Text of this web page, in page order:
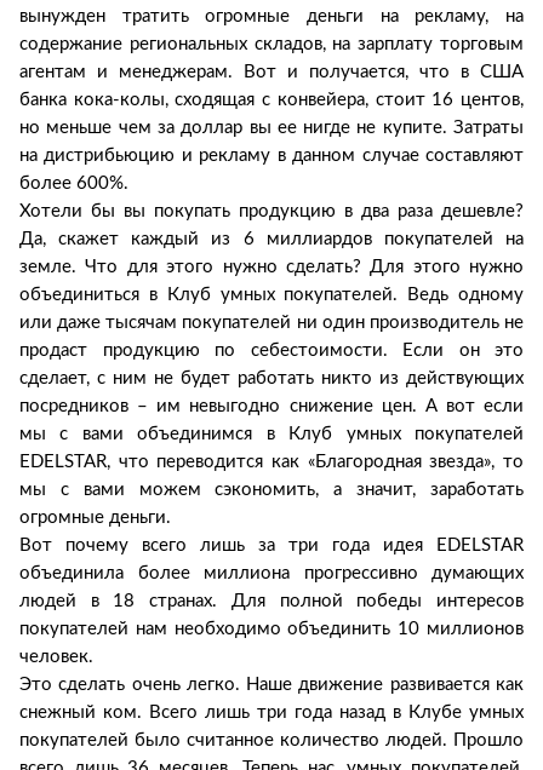
вынужден тратить огромные деньги на рекламу, на
содержание региональных складов, на зарплату торговым
агентам и менеджерам. Вот и получается, что в США
банка кока-колы, сходящая с конвейера, стоит 16 центов,
но меньше чем за доллар вы ее нигде не купите. Затраты
на дистрибьюцию и рекламу в данном случае составляют
более 600%.
Хотели бы вы покупать продукцию в два раза дешевле?
Да, скажет каждый из 6 миллиардов покупателей на
земле. Что для этого нужно сделать? Для этого нужно
объединиться в Клуб умных покупателей. Ведь одному
или даже тысячам покупателей ни один производитель не
продаст продукцию по себестоимости. Если он это
сделает, с ним не будет работать никто из действующих
посредников – им невыгодно снижение цен. А вот если
мы с вами объединимся в Клуб умных покупателей
EDELSTAR, что переводится как «Благородная звезда», то
мы с вами можем сэкономить, а значит, заработать
огромные деньги.
Вот почему всего лишь за три года идея EDELSTAR
объединила более миллиона прогрессивно думающих
людей в 18 странах. Для полной победы интересов
покупателей нам необходимо объединить 10 миллионов
человек.
Это сделать очень легко. Наше движение развивается как
снежный ком. Всего лишь три года назад в Клубе умных
покупателей было считанное количество людей. Прошло